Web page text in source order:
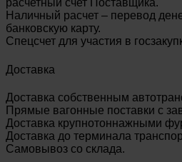
расчетный счет Поставщика.
Наличный расчет – перевод
банковскую карту.
Спецсчет для участия в
Доставка
Доставка собственным
Прямые вагонные поставки с
Доставка крупнотоннажными
Доставка до терминала
Самовывоз со склада.